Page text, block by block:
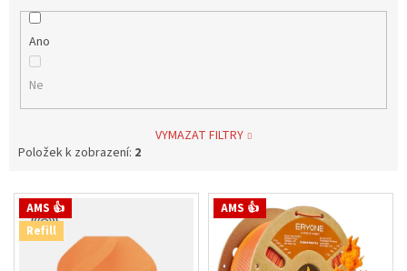
Ano
Ne
VYMAZAT FILTRY
Položek k zobrazení: 2
V AMS 👍
Refill
AMS 👍